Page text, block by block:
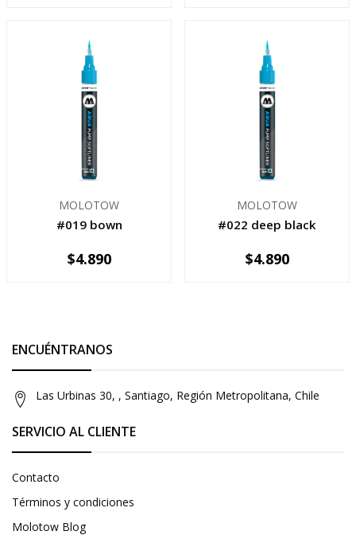
MOLOTOW
#019 bown
+
$4.890
MOLOTOW
#022 deep black
+
$4.890
ENCUÉNTRANOS
Las Urbinas 30, , Santiago, Región Metropolitana, Chile
SERVICIO AL CLIENTE
Contacto
Términos y condiciones
Molotow Blog